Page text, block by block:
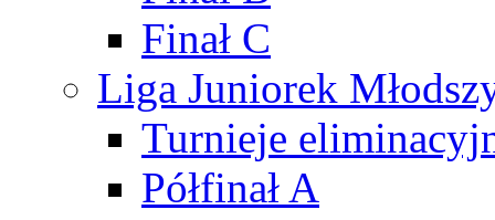
Finał C
Liga Juniorek
Turnieje
Półfinał A